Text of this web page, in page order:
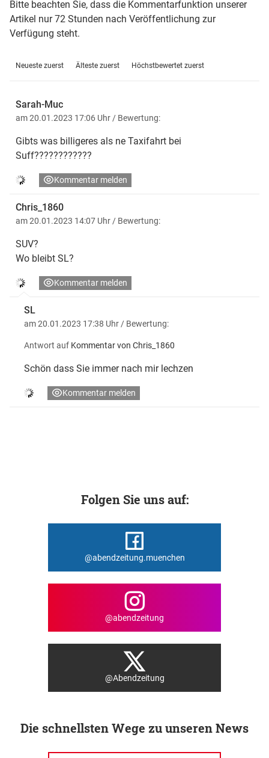
Bitte beachten Sie, dass die Kommentarfunktion unserer
Artikel nur 72 Stunden nach Veröffentlichung zur
Verfügung steht.
Neueste zuerst Älteste zuerst Höchstbewertet zuerst
Sarah-Muc
am 20.01.2023 17:06 Uhr / Bewertung:
Gibts was billigeres als ne Taxifahrt bei
Suff????????????
Kommentar melden
Chris_1860
am 20.01.2023 14:07 Uhr / Bewertung:
SUV?
Wo bleibt SL?
Kommentar melden
SL
am 20.01.2023 17:38 Uhr / Bewertung:
Antwort auf Kommentar von Chris_1860
Schön dass Sie immer nach mir lechzen
Kommentar melden
Folgen Sie uns auf:
@abendzeitung.muenchen
@abendzeitung
@Abendzeitung
Die schnellsten Wege zu unseren News